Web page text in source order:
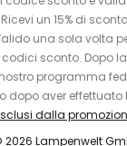
un 15% di
una sola volta
sconto. Dopo
programma
dopo aver effettuato
dalla
2026 Lampenwelt